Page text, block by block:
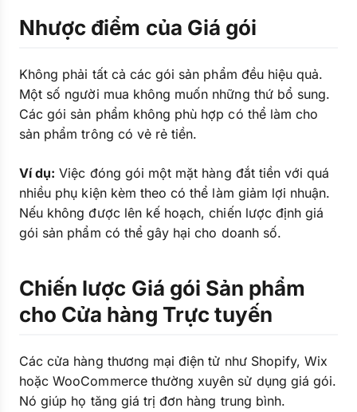
Nhược điểm của Giá gói
Không phải tất cả các gói sản phẩm đều hiệu quả.
Một số người mua không muốn những thứ bổ sung.
Các gói sản phẩm không phù hợp có thể làm cho
sản phẩm trông có vẻ rẻ tiền.
Ví dụ: Việc đóng gói một mặt hàng đắt tiền với quá
nhiều phụ kiện kèm theo có thể làm giảm lợi nhuận.
Nếu không được lên kế hoạch, chiến lược định giá
gói sản phẩm có thể gây hại cho doanh số.
Chiến lược Giá gói Sản phẩm
cho Cửa hàng Trực tuyến
Các cửa hàng thương mại điện tử như Shopify, Wix
hoặc WooCommerce thường xuyên sử dụng giá gói.
Nó giúp họ tăng giá trị đơn hàng trung bình.